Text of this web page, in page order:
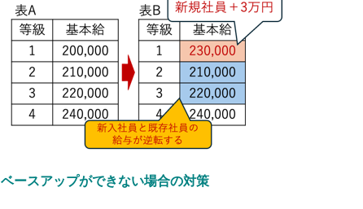
ベースアップができない場合の対策